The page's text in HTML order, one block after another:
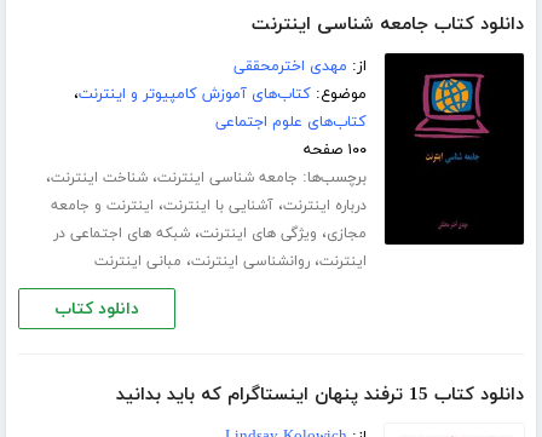
دانلود کتاب جامعه شناسی اینترنت
از: مهدی اخترمحققی
موضوع:کتاب‌های آموزش کامپیوتر و اینترنت،
کتاب‌های علوم اجتماعی
۱۰۰ صفحه
برچسب‌ها: جامعه شناسی اینترنت،شناخت اینترنت،
درباره اینترنت،آشنایی با اینترنت، اینترنت و جامعه
مجازی، ویژگی های اینترنت،شبکه های اجتماعی در
اینترنت،روانشناسی اینترنت، مبانی اینترنت
دانلود کتاب
دانلود کتاب 15 ترفند پنهان اینستاگرام که باید بدانید